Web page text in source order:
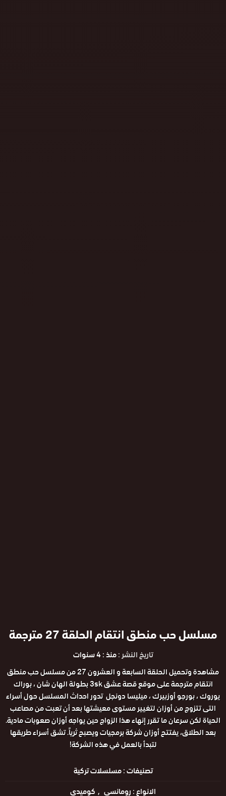
مسلسل حب منطق انتقام الحلقة 27 مترجمة
تاريخ النشر :منذ : 4 سنوات
مشاهدة وتحميل الحلقة السابعة و العشرون 27 من مسلسل حب منطق
انتقام مترجمة على موقع قصة عشق 3sk بطولة الهان شان ، بوراك
يوروك ، بورجو أوزبيرك ، ميليسا دونجل تدور احداث المسلسل حول أسراء
التى تتزوج من أوزان لتغيير مستوى معيشتها بعد أن تعبت من مصاعب
الحياة لكن سرعان ما تقرر إنهاء هذا الزواج حين يواجه أوزان صعوبات مادية.
بعد الطلاق، يفتتح أوزان شركة برمجيات ويصبح ثرياً. تشق أسراء طريقها
لتبدأ بالعمل في هذه الشركة!
تصنيفات :مسلسلات تركية
الانواع :رومانسي كوميدى